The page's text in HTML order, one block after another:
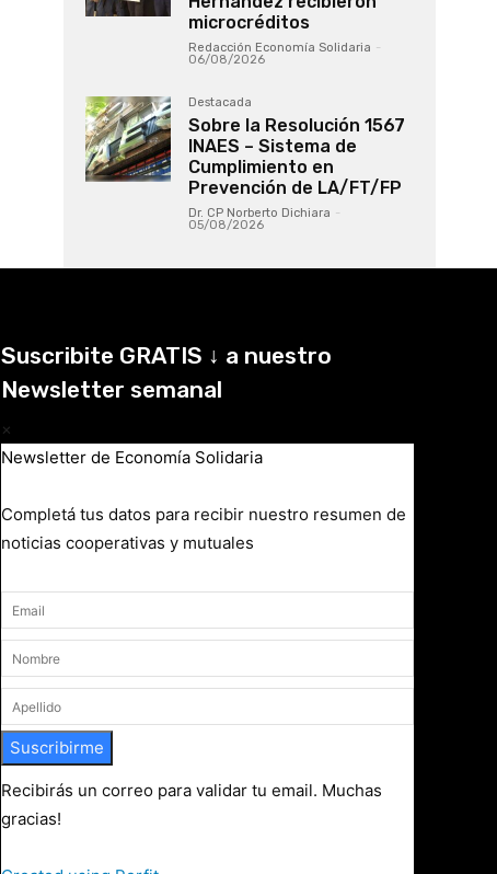
microcréditos
Redacción Economía Solidaria -
06/08/2026
Destacada
Sobre la Resolución 1567
INAES – Sistema de
Cumplimiento en
Prevención de LA/FT/FP
Dr. CP Norberto Dichiara -
05/08/2026
Suscribite GRATIS ↓ a nuestro
Newsletter semanal
×
Newsletter de Economía Solidaria
Completá tus datos para recibir nuestro resumen de
noticias cooperativas y mutuales
Suscribirme
Recibirás un correo para validar tu email. Muchas
gracias!